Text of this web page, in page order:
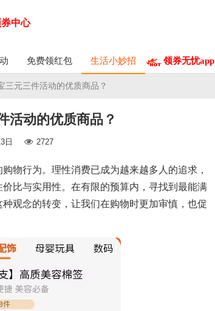
中心
免费领红包 生活小妙招 领券无忧app
三元三件活动的优质商品？
活动的优质商品？
日 2727
物行为。理性消费已成为越来越多人的追求，
比与实用性。在有限的预算内，寻找到最能满
观念的转变，让我们在购物时更加审慎，也促